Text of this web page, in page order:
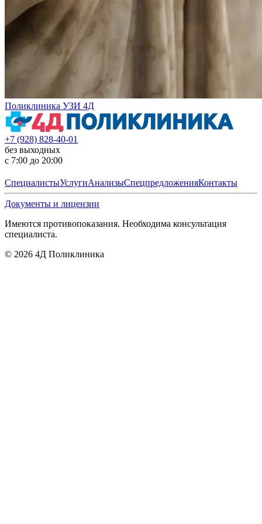
Поликлиника УЗИ 4Д
+7 (928) 828-40-01
без выходных
с 7:00 до 20:00
СпециалистыУслугиАнализыСпецпредложенияКонтакты
Документы и лицензии
Имеются противопоказания. Необходима консультация
специалиста.
© 2026 4Д Поликлиника